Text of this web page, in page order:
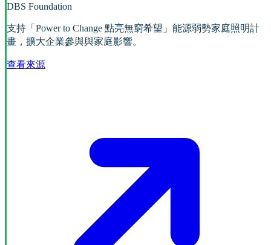
DBS Foundation
支持「Power to Change 點亮無窮希望」能源弱勢家庭照明計
畫，擴大企業參與與家庭影響。
查看來源